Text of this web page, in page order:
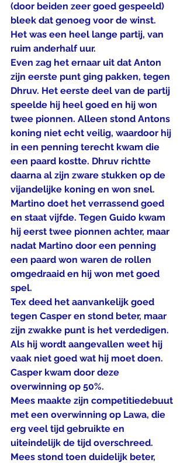
(door beiden zeer goed gespeeld)
bleek dat genoeg voor de winst.
Het was een heel lange partij, van
ruim anderhalf uur.
Even zag het ernaar uit dat Anton
zijn eerste punt ging pakken, tegen
Dhruv. Het eerste deel van de partij
speelde hij heel goed en hij won
twee pionnen. Alleen stond Antons
koning niet echt veilig, waardoor hij
in een penning terecht kwam die
een paard kostte. Dhruv richtte
daarna al zijn zware stukken op de
vijandelijke koning en won snel.
Martino doet het verrassend goed
en staat vijfde. Tegen Guido kwam
hij eerst twee pionnen achter, maar
nadat Martino door een penning
een paard won waren de rollen
omgedraaid en hij won met goed
spel.
Tex deed het aanvankelijk goed
tegen Casper en stond beter, maar
zijn zwakke punt is het verdedigen.
Als hij wordt aangevallen weet hij
vaak niet goed wat hij moet doen.
Casper kwam door deze
overwinning op 50%.
Mees maakte zijn competitiedebuut
met een overwinning op Lawa, die
erg veel tijd gebruikte en
uiteindelijk de tijd overschreed.
Mees stond toen duidelijk beter,